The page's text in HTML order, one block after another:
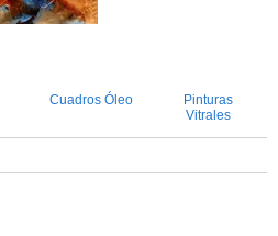
Cuadros Óleo
Pinturas
Vitrales